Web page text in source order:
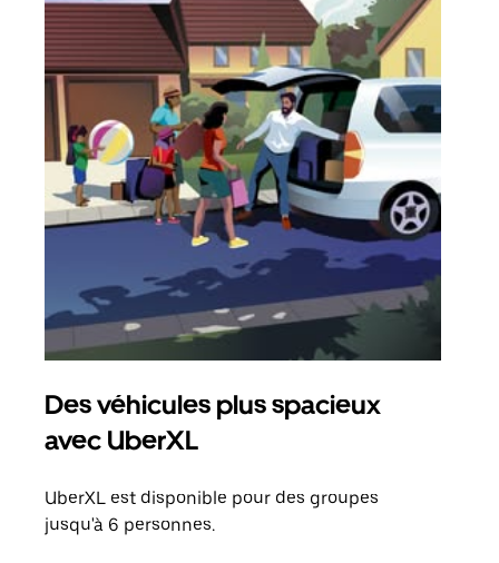
Des véhicules plus spacieux
avec UberXL
UberXL est disponible pour des groupes
jusqu'à 6 personnes.